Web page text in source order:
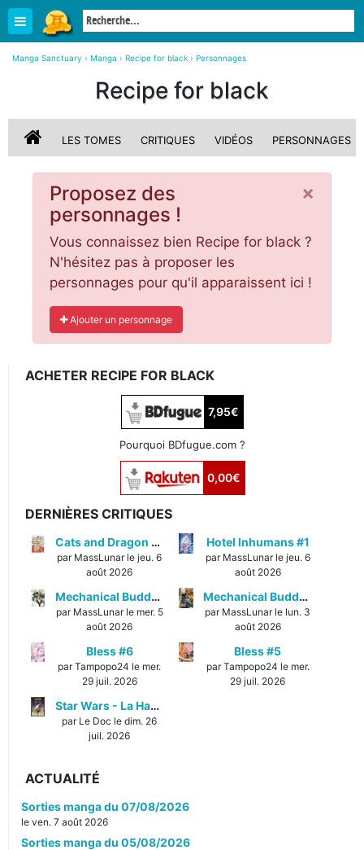
Manga Sanctuary › Manga › Recipe for black › Personnages
Recipe for black
LES TOMES CRITIQUES VIDÉOS PERSONNAGES
×
Proposez des
personnages !
Vous connaissez bien Recipe for black ?
N'hésitez pas à proposer les
personnages pour qu'il apparaissent ici !
Ajouter un personnage
ACHETER RECIPE FOR BLACK
7,95€
Pourquoi BDfugue.com ?
0,00€
DERNIÈRES CRITIQUES
Cats and Dragon #3
par MassLunar le jeu. 6
août 2026
Hotel Inhumans #1
par MassLunar le jeu. 6
août 2026
Mechanical Buddy Universe #1
par MassLunar le mer. 5
août 2026
Mechanical Buddy Universe #0
par MassLunar le lun. 3
août 2026
Bless #6
par Tampopo24 le mer.
29 juil. 2026
Bless #5
par Tampopo24 le mer.
29 juil. 2026
Star Wars - La Haute République - Un équilibre fragile
par Le Doc le dim. 26
juil. 2026
ACTUALITÉ
Sorties manga du 07/08/2026
le ven. 7 août 2026
Sorties manga du 05/08/2026